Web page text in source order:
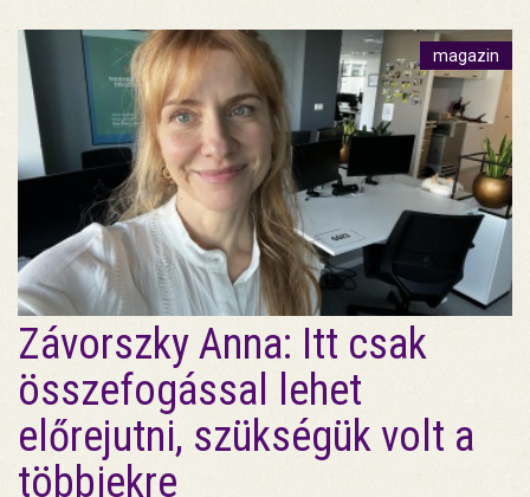
magazin
Závorszky Anna: Itt csak
összefogással lehet
előrejutni, szükségük volt a
többiekre